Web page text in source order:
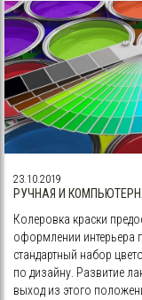
23.10.2019
РУЧНАЯ И
Колеровка краски
оформлении интерьера
стандартный набор
по дизайну. Развитие
выход из этого